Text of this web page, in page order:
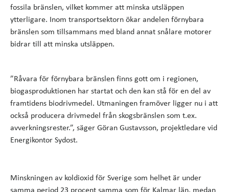
fossila bränslen, vilket kommer att minska utsläppen
ytterligare. Inom transportsektorn ökar andelen förnybara
bränslen som tillsammans med bland annat snålare motorer
bidrar till att minska utsläppen.
”Råvara för förnybara bränslen finns gott om i regionen,
biogasproduktionen har startat och den kan stå för en del av
framtidens biodrivmedel. Utmaningen framöver ligger nu i att
också producera drivmedel från skogsbränslen som t.ex.
avverkningsrester.”, säger Göran Gustavsson, projektledare vid
Energikontor Sydost.
Minskningen av koldioxid för Sverige som helhet är under